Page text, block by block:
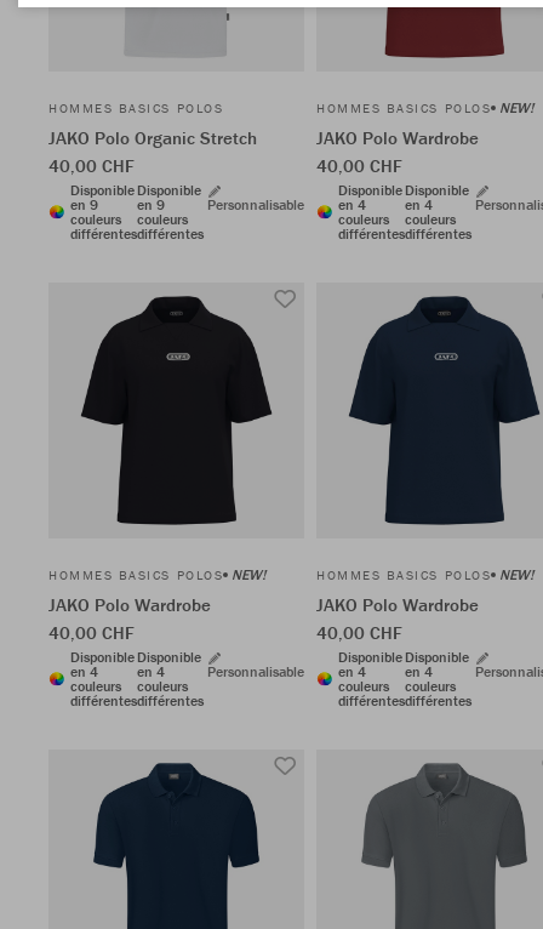
HOMMES BASICS POLOS
JAKO Polo Organic Stretch
40,00 CHF
Disponible
en 9
couleurs
différentes
Disponible
en 9
couleurs
différentes
Personnalisable
HOMMES BASICS POLOS NEW!
JAKO Polo Wardrobe
40,00 CHF
Disponible
en 4
couleurs
différentes
Disponible
en 4
couleurs
différentes
HOMMES BASICS POLOS NEW!
JAKO Polo Wardrobe
40,00 CHF
Disponible
en 4
couleurs
différentes
Disponible
en 4
couleurs
différentes
Personnalisable
HOMMES BASICS POLOS NEW!
JAKO Polo Wardrobe
40,00 CHF
Disponible
en 4
couleurs
différentes
Disponible
en 4
couleurs
différentes